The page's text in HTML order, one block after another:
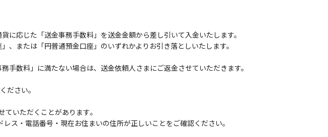
に応じた「送金事務手数料」を送金金額から差し引いて入金いたします。
、または「円普通預金口座」のいずれかよりお引き落としいたします。
数料」に満たない場合は、送金依頼人さまにご返金させていただきます。
ださい。
ていただくことがあります｡
ス・電話番号・現在お住まいの住所が正しいことをご確認ください。